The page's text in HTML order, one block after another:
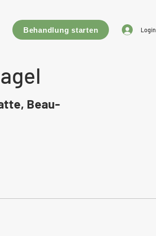
Behandlung starten Login
Beau-